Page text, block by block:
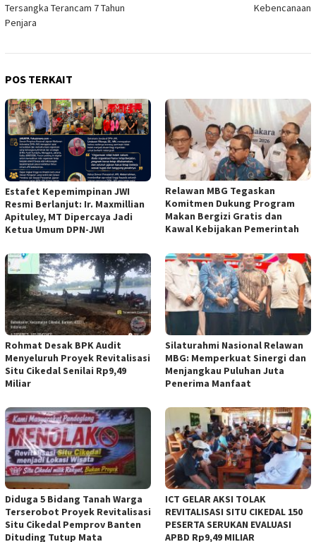
Tersangka Terancam 7 Tahun
Penjara
Kebencanaan
POS TERKAIT
Estafet Kepemimpinan JWI
Resmi Berlanjut: Ir. Maxmillian
Apituley, MT Dipercaya Jadi
Ketua Umum DPN-JWI
Relawan MBG Tegaskan
Komitmen Dukung Program
Makan Bergizi Gratis dan
Kawal Kebijakan Pemerintah
Rohmat Desak BPK Audit
Menyeluruh Proyek Revitalisasi
Situ Cikedal Senilai Rp9,49
Miliar
Silaturahmi Nasional Relawan
MBG: Memperkuat Sinergi dan
Menjangkau Puluhan Juta
Penerima Manfaat
Diduga 5 Bidang Tanah Warga
Terserobot Proyek Revitalisasi
Situ Cikedal Pemprov Banten
Dituding Tutup Mata
ICT GELAR AKSI TOLAK
REVITALISASI SITU CIKEDAL 150
PESERTA SERUKAN EVALUASI
APBD Rp9,49 MILIAR